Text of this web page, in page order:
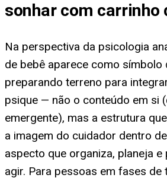
sonhar com carrinho
Na perspectiva da psicologia
de bebê aparece como símbolo
preparando terreno para
psique — não o conteúdo em si
emergente), mas a estrutura
a imagem do cuidador dentro
aspecto que organiza, planeja
agir. Para pessoas em fases de